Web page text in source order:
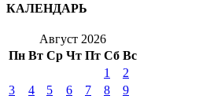
КАЛЕНДАРЬ
Август 2026
Пн Вт Ср Чт Пт Сб Вс
1
2
3
4 5 6 7 8
9